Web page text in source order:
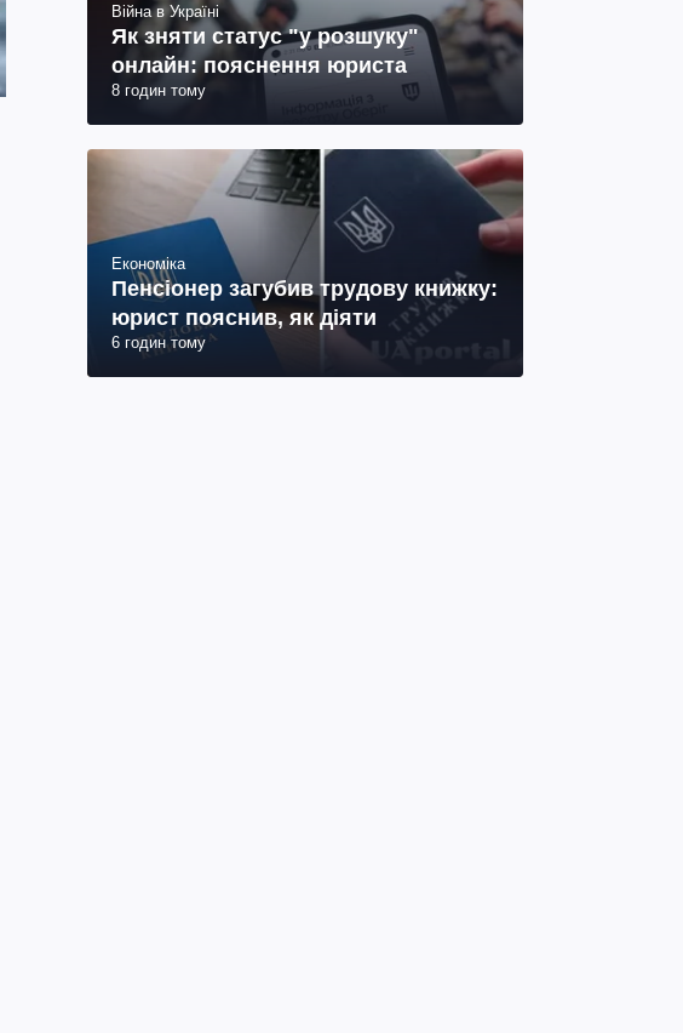
Війна в Україні
Як зняти статус "у розшуку"
онлайн: пояснення юриста
8 годин тому
Економіка
Пенсіонер загубив трудову книжку:
юрист пояснив, як діяти
6 годин тому